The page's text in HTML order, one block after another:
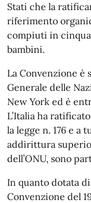
Stati che la
riferimento
compiuti in
bambini.
La Convenzione è
Generale delle
New York ed è
L’Italia ha
la legge n. 176 e a
addirittura
dell’ONU, sono
In quanto dotata
Convenzione del